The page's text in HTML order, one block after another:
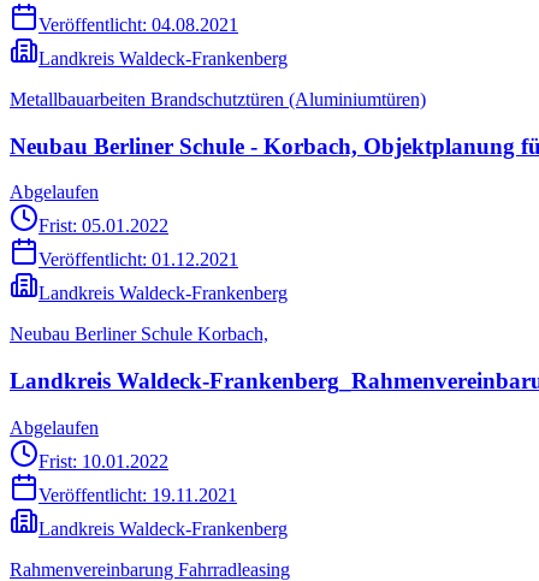
Veröffentlicht: 04.08.2021
Landkreis Waldeck-Frankenberg
Metallbauarbeiten Brandschutztüren (Aluminiumtüren)
Neubau Berliner Schule - Korbach, Objektplanung
Abgelaufen
Frist: 05.01.2022
Veröffentlicht: 01.12.2021
Landkreis Waldeck-Frankenberg
Neubau Berliner Schule Korbach,
Landkreis Waldeck-
Abgelaufen
Frist: 10.01.2022
Veröffentlicht: 19.11.2021
Landkreis Waldeck-Frankenberg
Rahmenvereinbarung Fahrradleasing